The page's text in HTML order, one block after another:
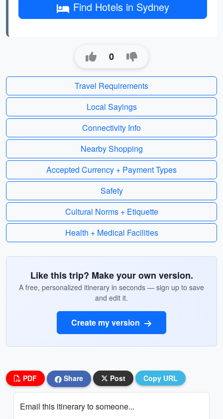
Find Hotels in Sydney
0
Travel Requirements
Local Sayings
Connectivity Info
Nearby Shopping
Accepted Currency + Payment Types
Safety
Cultural Norms + Etiquette
Health + Medical Facilities
Like this trip? Make your own version.
A free, personalized itinerary in seconds — sign up to save
and edit it.
Create my version
PDF Share Post Copy URL
Email this itinerary to someone...